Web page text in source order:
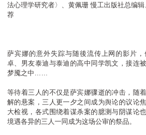
法心理学研究者〉、黄佩珊 慢工出版社总编
荐
萨宾娜的意外失踪与随後流传上网的影片
卓、男友泰迪与泰迪的高中同学凯文，接连
梦魇之中……
等待着三人的不仅是萨宾娜骤逝的冲击，随
解的悬案，三人更一夕之间成为舆论的议论
大检视，各式围绕着谋杀案的臆测与阴谋论
境遇各异的三人一同成为这场公审的祭品。